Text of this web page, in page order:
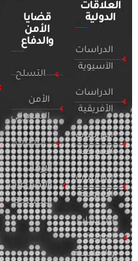
العلاقات
الدولية
الدراسات
الآسيوية
الدراسات
الأفريقية
الدراسات
الأمريكية
الدراسات
الأوروبية
الدراسات
العربية
والإقليمية
قضايا
الأمن
والدفاع
التسلح
الأمن
السيبراني
التطرف
الإرهاب
والصراعات
المسلحة